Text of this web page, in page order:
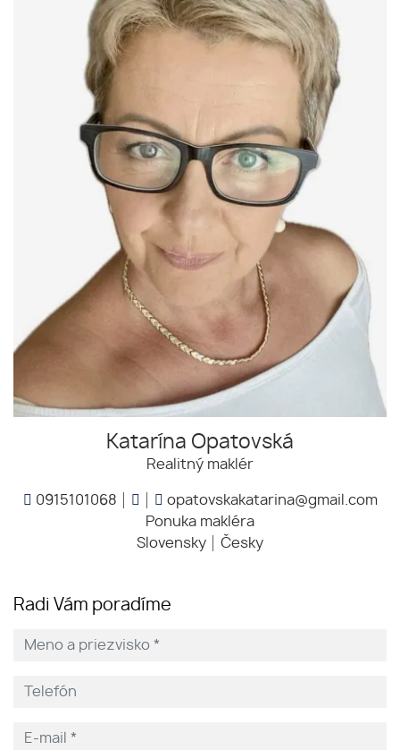
Katarína Opatovská
Realitný maklér
0915101068
opatovskakatarina@gmail.com
Ponuka makléra
Slovensky
Česky
Radi Vám poradíme